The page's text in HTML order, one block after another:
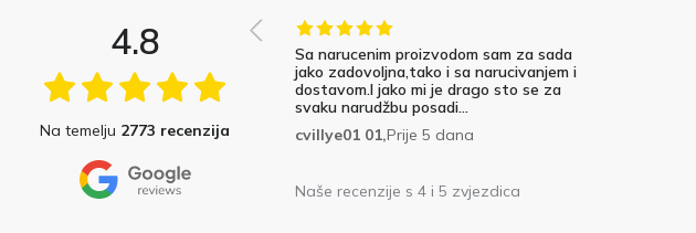
4.8
Na temelju 2773 recenzija
Sa narucenim proizvodom sam za sada
jako zadovoljna,tako i sa narucivanjem i
dostavom.I jako mi je drago sto se za
svaku narudžbu posadi...
cvillye01 01,Prije 5 dana
Naše recenzije s 4 i 5 zvjezdica